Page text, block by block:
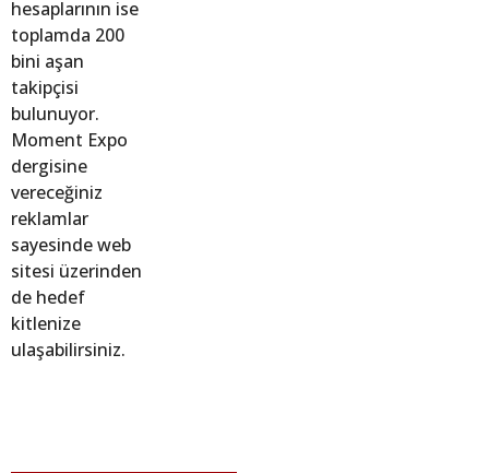
hesaplarının ise
toplamda 200
bini aşan
takipçisi
bulunuyor.
Moment Expo
dergisine
vereceğiniz
reklamlar
sayesinde web
sitesi üzerinden
de hedef
kitlenize
ulaşabilirsiniz.